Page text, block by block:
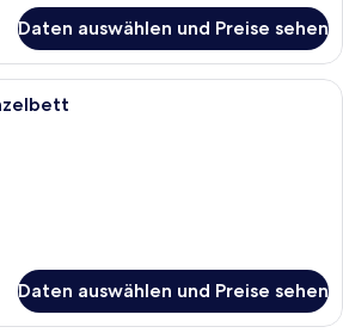
Daten auswählen und Preise sehen
Ein Hotelzimmer mit einem Bett,
Daten auswählen und Preise sehen